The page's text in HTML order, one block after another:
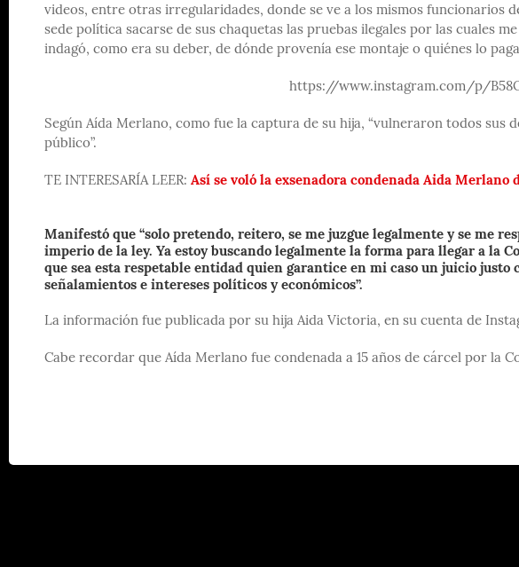
videos, entre otras irregularidades, donde se ve a los mismos funcionarios
sede política sacarse de sus chaquetas las pruebas ilegales por las cuales
indagó, como era su deber, de dónde provenía ese montaje o quiénes lo
https://www.instagram.com/p/
Según Aída Merlano, como fue la captura de su hija, “vulneraron todos sus
público”.
TE INTERESARÍA LEER: Así se voló la exsenadora condenada Aida Merlano
Manifestó que “solo pretendo, reitero, se me juzgue legalmente y se me
imperio de la ley. Ya estoy buscando legalmente la forma para llegar a la
que sea esta respetable entidad quien garantice en mi caso un juicio justo
señalamientos e intereses políticos y económicos”.
La información fue publicada por su hija Aida Victoria, en su cuenta de
Cabe recordar que Aída Merlano fue condenada a 15 años de cárcel por la